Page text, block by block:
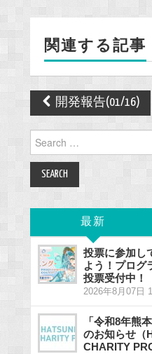
o
k
関連する記事
Post
navigation
開発報告(01/16)
Search
for:
最新
投票に参加し
よう！プログ
投票受付中！
2026年8月07日
「令和8年熊
のお知らせ（
CHARITY